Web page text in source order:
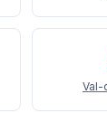
Val-